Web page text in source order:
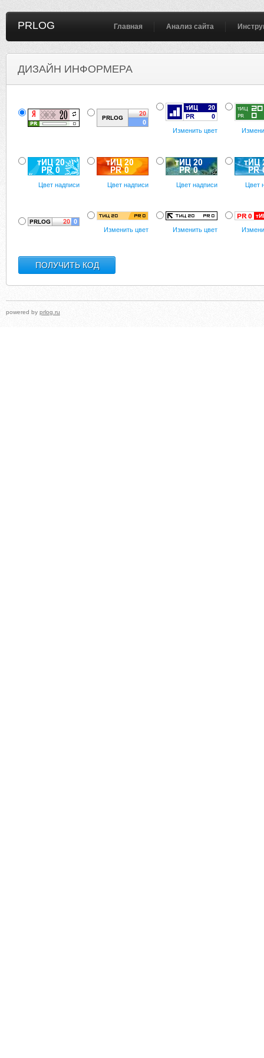
PRLOG Главная Анализ сайта
ДИЗАЙН ИНФОРМЕРА
Изменить цвет
Цвет надписи Цвет надписи Цвет надписи Цвет
Изменить цвет Изменить цвет
powered by prlog.ru